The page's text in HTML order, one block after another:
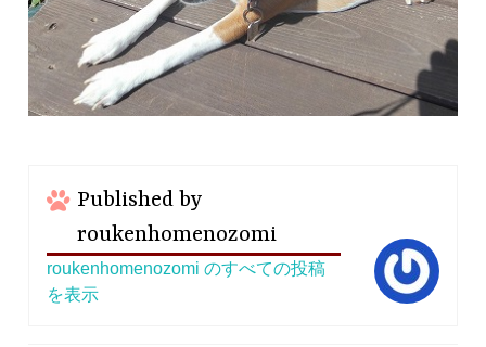
Published by
roukenhomenozomi
roukenhomenozomi のすべての投稿
を表示